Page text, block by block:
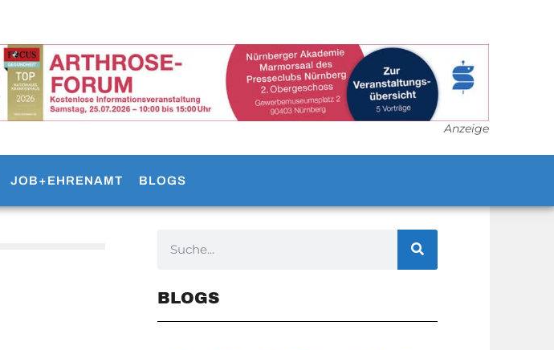
Anzeige
JOB+EHRENAMT BLOGS
BLOGS